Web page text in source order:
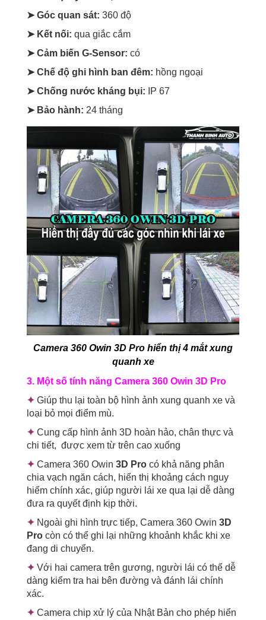
➤ Góc quan sát: 360 độ
➤ Kết nối: qua giắc cắm
➤ Cảm biến G-Sensor: có
➤ Chế độ ghi hình ban đêm: hồng ngoại
➤ Chống nước kháng bụi: IP 67
➤ Bảo hành: 24 tháng
Camera 360 Owin 3D Pro hiển thị 4 mắt xung
quanh xe
3. Một số tính năng Camera 360 Owin 3D Pro
✦ Giúp thu lại toàn bộ hình ảnh xung quanh xe và
loại bỏ mọi điểm mù.
✦ Cung cấp hình ảnh 3D hoàn hảo, chân thực và
chi tiết, được xem từ trên cao xuống
✦ Camera 360 Owin 3D Pro có khả năng phân
chia vạch ngăn cách, hiển thị khoảng cách nguy
hiểm chính xác, giúp người lái xe qua lại dễ dàng
đưa ra quyết định kịp thời.
✦ Ngoài ghi hình trực tiếp, Camera 360 Owin 3D
Pro còn có thể ghi lại những khoảnh khắc khi xe
đang di chuyển.
✦ Với hai camera trên gương, người lái có thể dễ
dàng kiểm tra hai bên đường và đánh lái chính
xác.
✦ Camera chip xử lý của Nhật Bản cho phép hiển